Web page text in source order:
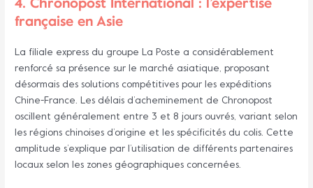
française en Asie
La filiale express du groupe La Poste a considérablement
renforcé sa présence sur le marché asiatique, proposant
désormais des solutions compétitives pour les expéditions
Chine-France. Les délais d’acheminement de Chronopost
oscillent généralement entre 3 et 8 jours ouvrés, variant selon
les régions chinoises d’origine et les spécificités du colis. Cette
amplitude s’explique par l’utilisation de différents partenaires
locaux selon les zones géographiques concernées.